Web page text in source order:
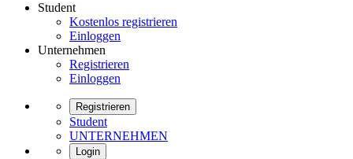
Student
Kostenlos registrieren
Einloggen
Unternehmen
Registrieren
Einloggen
Registrieren
Student
UNTERNEHMEN
Login